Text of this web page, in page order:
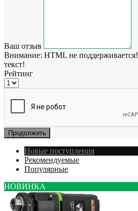
Ваш отзыв
Внимание: HTML не
текст!
Рейтинг
Продолжить
Новые поступления
Рекомендуемые
Популярные
НОВИНКА